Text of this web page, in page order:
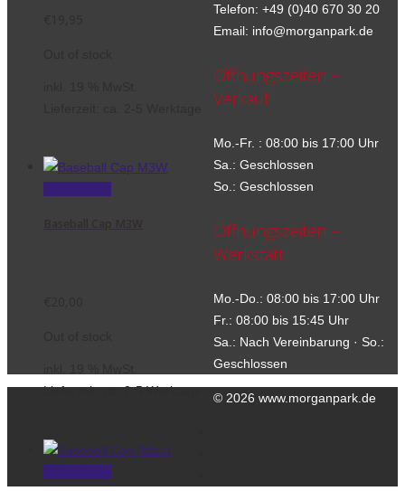
Lieferzeit:ca. 2-5 Werktage
Telefon: +49 (0)40 670 30 20
Email: info@morganpark.de
Öffnungszeiten –
Verkauf
Mo.-Fr. : 08:00 bis 17:00 Uhr
Sa.: Geschlossen
So.: Geschlossen
Öffnungszeiten –
Werkstatt
Mo.-Do.: 08:00 bis 17:00 Uhr
Fr.: 08:00 bis 15:45 Uhr
Sa.: Nach Vereinbarung · So.:
Geschlossen
© 2026 www.morganpark.de